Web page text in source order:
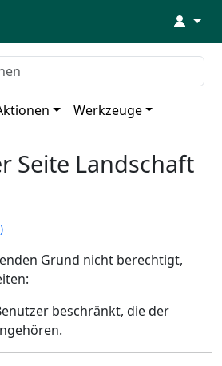
↓
Werkzeuge
Seite Landschaft
Grund nicht berechtigt,
beschränkt, die der